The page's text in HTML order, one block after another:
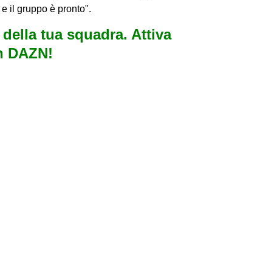
il gruppo è pronto".
tua squadra. Attiva
DAZN!